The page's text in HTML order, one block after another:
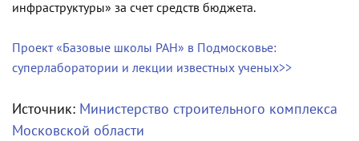
инфраструктуры» за счет средств бюджета.
Проект «Базовые школы РАН» в Подмосковье:
суперлаборатории и лекции известных ученых>>
Источник: Министерство строительного комплекса
Московской области